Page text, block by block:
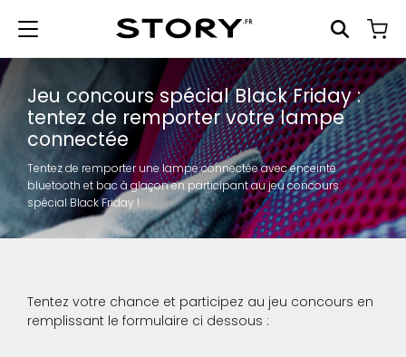
Jeu concours spécial Black Friday :
tentez de remporter votre lampe
connectée
Tentez de remporter une lampe connectée avec enceinte
bluetooth et bac à glaçon en participant au jeu concours
spécial Black Friday !
Tentez votre chance et participez au jeu concours en
remplissant le formulaire ci dessous :